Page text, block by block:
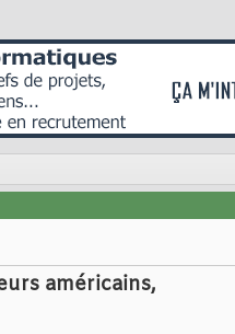
américains,